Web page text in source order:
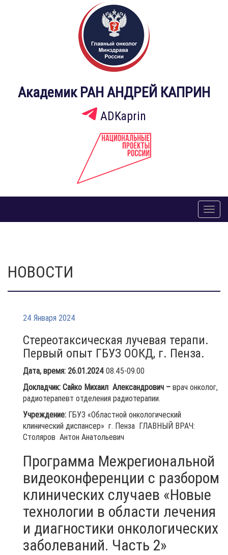
Академик РАН АНДРЕЙ КАПРИН
ADKaprin
НОВОСТИ
24 Января 2024
Стереотаксическая лучевая терапи.
Первый опыт ГБУЗ ООКД, г. Пенза.
Дата, время: 26.01.2024 08.45-09.00
Докладчик: Сайко Михаил Александрович – врач онколог,
радиотерапевт отделения радиотерапии.
Учреждение:ГБУЗ «Областной онкологический
клинический диспансер» г. Пенза ГЛАВНЫЙ ВРАЧ:
Столяров Антон Анатольевич
Программа Межрегиональной
видеоконференции с разбором
клинических случаев «Новые
технологии в области лечения
и диагностики онкологических
заболеваний. Часть 2»